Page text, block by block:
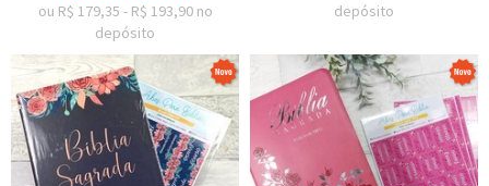
ou R$ 179,35 - R$ 193,90 no
depósito
depósito